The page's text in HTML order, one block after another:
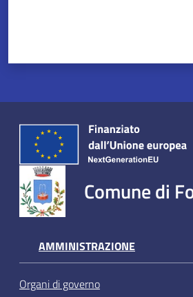
Comune di
AMMINISTRAZIONE
Organi di governo